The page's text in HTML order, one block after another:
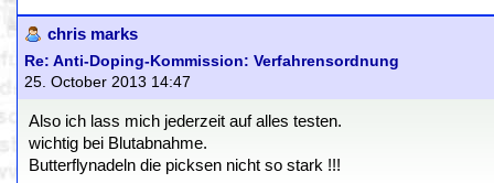
chris marks
Re: Anti-Doping-Kommission: Verfahrensordnung
25. October 2013 14:47
Also ich lass mich jederzeit auf alles testen.
wichtig bei Blutabnahme.
Butterflynadeln die picksen nicht so stark !!!